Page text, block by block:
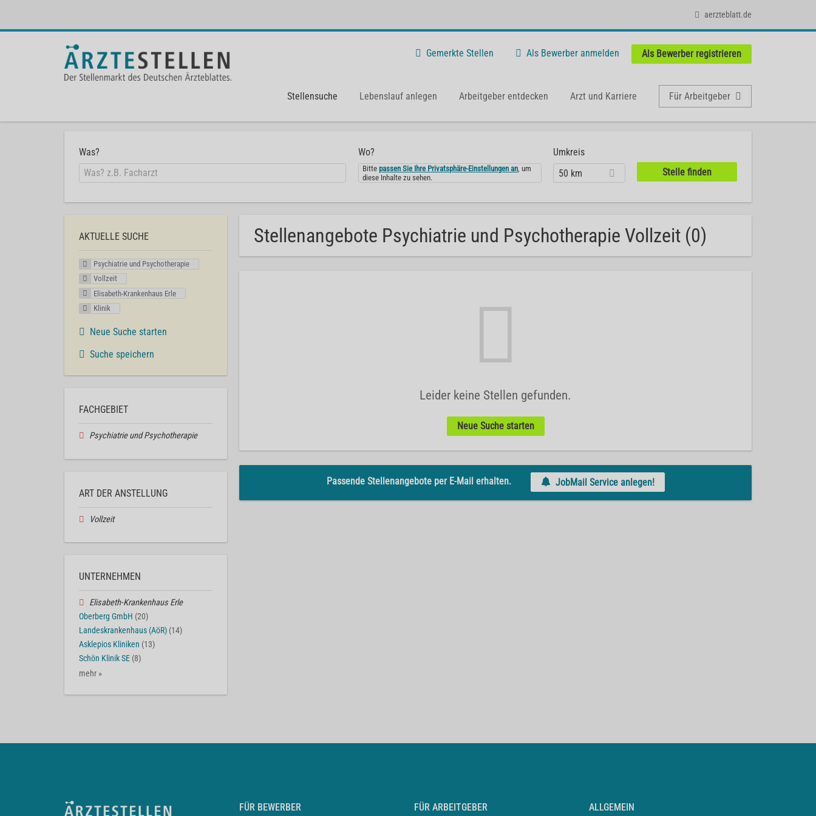
aerzteblatt.de
Gemerkte Stellen Als Bewerber anmelden Als Bewerber registrieren
Stellensuche Lebenslauf anlegen Arbeitgeber entdecken Arzt und Karriere Für Arbeitgeber
Was? Wo?
Bittepassen Sie Ihre Privatsphäre-Einstellungen an, um
diese Inhalte zu sehen.
Umkreis
50 km
Stellenangebote Psychiatrie und Psychotherapie Vollzeit (0)
Leider keine Stellen gefunden.
Neue Suche starten
Passende Stellenangebote per E-Mail erhalten. JobMail Service anlegen!
AKTUELLE SUCHE
Psychiatrie und Psychotherapie
Vollzeit
Elisabeth-Krankenhaus Erle
Klinik
Neue Suche starten
Suche speichern
FACHGEBIET
Psychiatrie und Psychotherapie
ART DER ANSTELLUNG
Vollzeit
UNTERNEHMEN
Elisabeth-Krankenhaus Erle
Oberberg GmbH (20)
Landeskrankenhaus (AöR) (14)
Asklepios Kliniken (13)
Schön Klinik SE (8)
mehr »
FÜR BEWERBER FÜR ARBEITGEBER ALLGEMEIN